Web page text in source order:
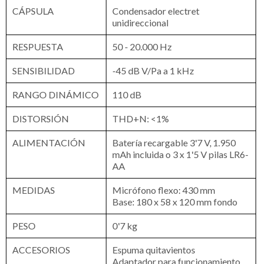
CÁPSULA
Condensador electret
unidireccional
RESPUESTA 50 - 20.000 Hz
SENSIBILIDAD -45 dB V/Pa a 1 kHz
RANGO DINÁMICO 110 dB
DISTORSIÓN THD+N: <1%
ALIMENTACIÓN
Batería recargable 3'7 V, 1.950
mAh incluida o 3 x 1'5 V pilas LR6-
AA
MEDIDAS
Micrófono flexo: 430 mm
Base: 180 x 58 x 120 mm fondo
PESO 0'7 kg
ACCESORIOS
Espuma quitavientos
Adaptador para funcionamiento